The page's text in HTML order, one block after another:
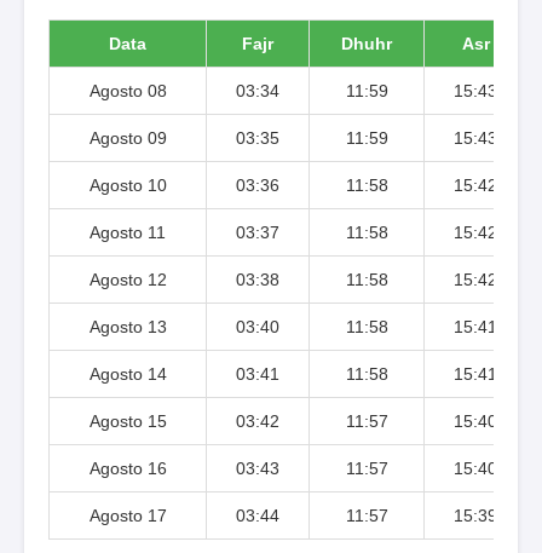
Data Fajr Dhuhr Asr
Agosto 08 03:34 11:59 15:43
Agosto 09 03:35 11:59 15:43
Agosto 10 03:36 11:58 15:42
Agosto 11 03:37 11:58 15:42
Agosto 12 03:38 11:58 15:42
Agosto 13 03:40 11:58 15:41
Agosto 14 03:41 11:58 15:41
Agosto 15 03:42 11:57 15:40
Agosto 16 03:43 11:57 15:40
Agosto 17 03:44 11:57 15:39